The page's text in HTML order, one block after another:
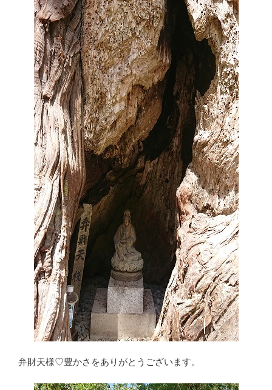
弁財天様♡豊かさをありがとうございます。